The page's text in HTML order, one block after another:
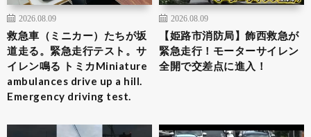
2026.08.09
救急車（ミニカー）たちが坂
道走る。緊急走行テスト。サ
イレン鳴る トミカMiniature
ambulances drive up a hill.
Emergency driving test.
2026.08.09
【姫路市消防局】飾西救急が
緊急走行！モーターサイレン
全開で交差点に進入！